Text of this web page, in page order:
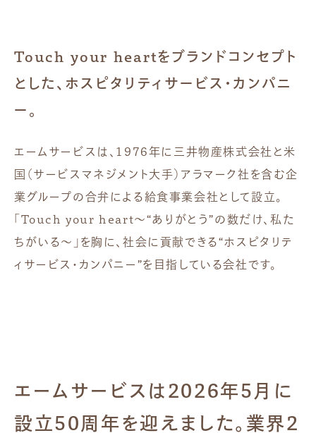
Touch your heartをブランドコンセプト
とした、ホスピタリティサービス・カンパニ
ー。
エームサービスは、1976年に三井物産株式会社と米
国（サービスマネジメント大手）アラマーク社を含む企
業グループの合弁による給食事業会社として設立。
「Touch your heart～“ありがとう”の数だけ、私た
ちがいる～」を胸に、社会に貢献できる“ホスピタリテ
ィサービス・カンパニー”を目指している会社です。
エームサービスは 2026年5月に
設立50周年を迎えました。 業界2